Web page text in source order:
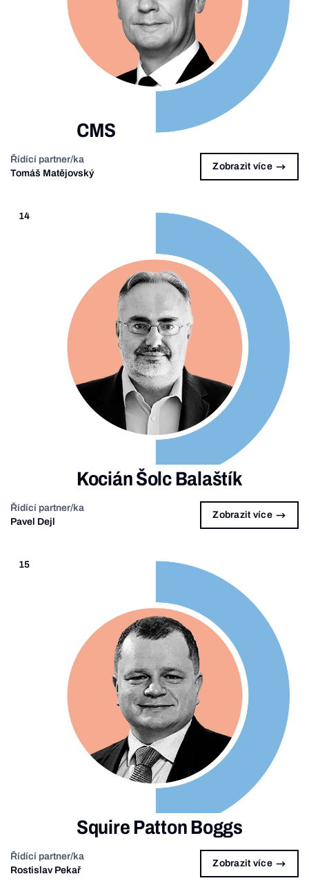
CMS
Řídící partner/ka
Tomáš Matějovský
Zobrazit více
14
Kocián Šolc Balaštík
Řídící partner/ka
Pavel Dejl
Zobrazit více
15
Squire Patton Boggs
Řídící partner/ka
Rostislav Pekař
Zobrazit více